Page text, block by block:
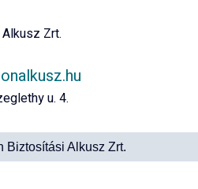
Zrt.
u. 4.
Alkusz Zrt.